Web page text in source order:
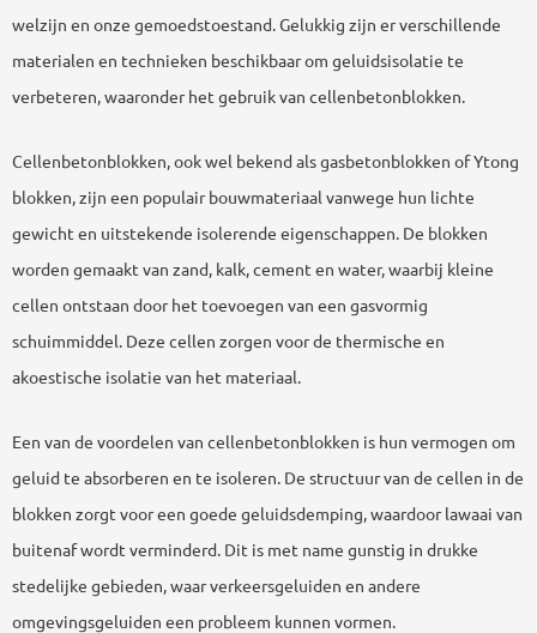
welzijn en onze gemoedstoestand. Gelukkig zijn er verschillende
materialen en technieken beschikbaar om geluidsisolatie te
verbeteren, waaronder het gebruik van cellenbetonblokken.
Cellenbetonblokken, ook wel bekend als gasbetonblokken of Ytong
blokken, zijn een populair bouwmateriaal vanwege hun lichte
gewicht en uitstekende isolerende eigenschappen. De blokken
worden gemaakt van zand, kalk, cement en water, waarbij kleine
cellen ontstaan door het toevoegen van een gasvormig
schuimmiddel. Deze cellen zorgen voor de thermische en
akoestische isolatie van het materiaal.
Een van de voordelen van cellenbetonblokken is hun vermogen om
geluid te absorberen en te isoleren. De structuur van de cellen in de
blokken zorgt voor een goede geluidsdemping, waardoor lawaai van
buitenaf wordt verminderd. Dit is met name gunstig in drukke
stedelijke gebieden, waar verkeersgeluiden en andere
omgevingsgeluiden een probleem kunnen vormen.